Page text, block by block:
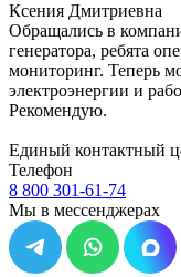
Ксения Дмитриевна
Обращались в
генератора, ребята
мониторинг. Теперь
электроэнергии и
Рекомендую.
Единый контактный
Телефон
8 800 301-61-74
Мы в мессенджерах